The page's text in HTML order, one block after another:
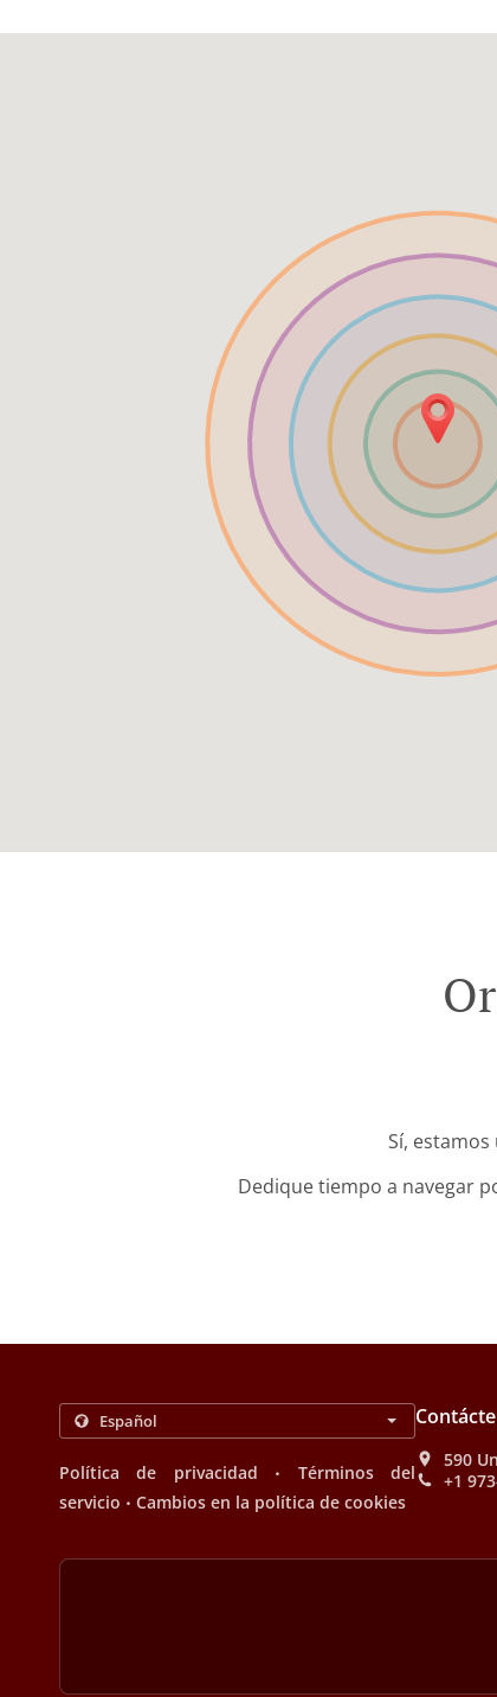
Sí,
Dedique tiempo a navegar
Política de privacidad .
Términos del
servicio . Cambios en la política de cookies
590
+1